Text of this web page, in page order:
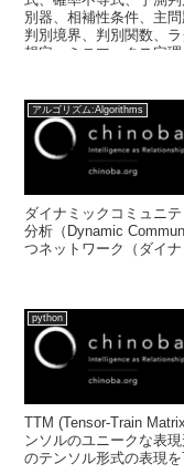
別器、相補性条件、主
判別境界、判別関数、
想定、ミニマックス定
アルゴリズム:Algorithms
ダイナミックコミュニ
分析（Dynamic
つネットワーク（ダイ
python
TTM (Tensor-Train
ンソルのユニークな表
のテンソル形式の表現